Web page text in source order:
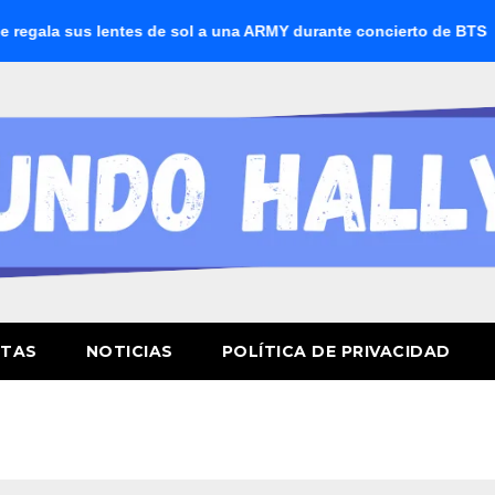
de sol a una ARMY durante concierto de BTS BTS
NOTICIAS POLÍTICA DE PRIVACIDAD